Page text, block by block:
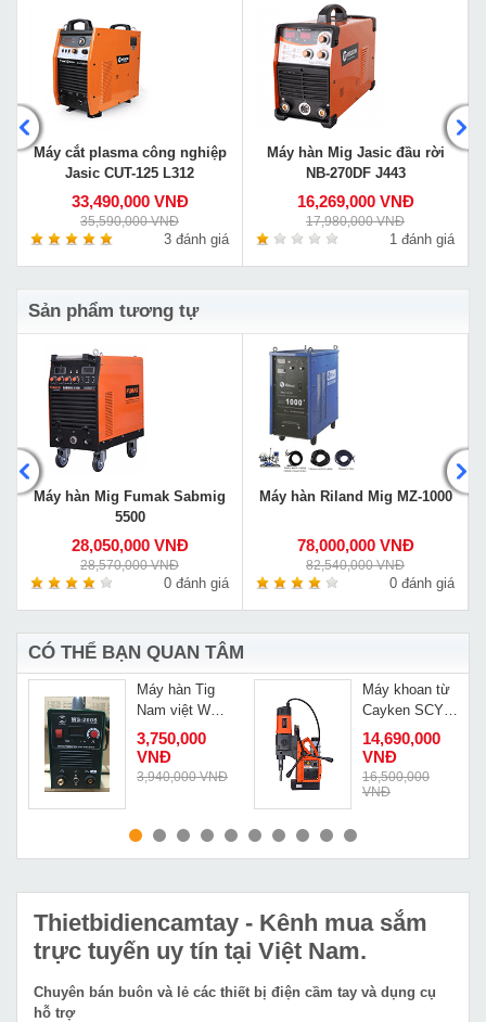
Máy cắt plasma công nghiệp
Jasic CUT-125 L312
33,490,000 VNĐ
35,590,000 VNĐ
3 đánh giá
Máy hàn Mig Jasic đầu rời
NB-270DF J443
16,269,000 VNĐ
17,980,000 VNĐ
1 đánh giá
Sản phẩm tương tự
Máy hàn Mig Fumak Sabmig
5500
28,050,000 VNĐ
28,570,000 VNĐ
0 đánh giá
Máy hàn Riland Mig MZ-1000
78,000,000 VNĐ
82,540,000 VNĐ
0 đánh giá
CÓ THỂ BẠN QUAN TÂM
MUA NGAY
Máy hàn Tig
Nam việt WS-
200S
3,750,000
VNĐ
3,940,000 VNĐ
MUA NGAY
Máy khoan từ
Cayken SCY-
36/2WDO
14,690,000
VNĐ
16,500,000
VNĐ
Thietbidiencamtay - Kênh mua sắm
trực tuyến uy tín tại Việt Nam.
Chuyên bán buôn và lẻ các thiết bị điện cầm tay và dụng cụ
hỗ trợ